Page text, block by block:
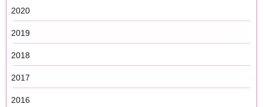
2020
2019
2018
2017
2016